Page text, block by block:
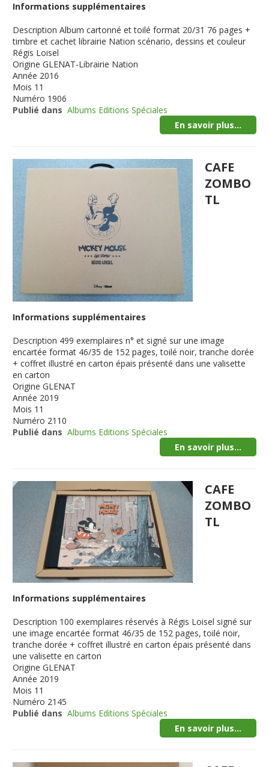
Informations supplémentaires
Description Album cartonné et toilé format 20/31 76 pages +
timbre et cachet librairie Nation scénario, dessins et couleur
Régis Loisel
Origine GLENAT-Librairie Nation
Année 2016
Mois 11
Numéro 1906
Publié dans Albums Editions Spéciales
En savoir plus...
CAFE
ZOMBO
TL
Informations supplémentaires
Description 499 exemplaires n° et signé sur une image
encartée format 46/35 de 152 pages, toilé noir, tranche dorée
+ coffret illustré en carton épais présenté dans une valisette
en carton
Origine GLENAT
Année 2019
Mois 11
Numéro 2110
Publié dans Albums Editions Spéciales
En savoir plus...
CAFE
ZOMBO
TL
Informations supplémentaires
Description 100 exemplaires réservés à Régis Loisel signé sur
une image encartée format 46/35 de 152 pages, toilé noir,
tranche dorée + coffret illustré en carton épais présenté dans
une valisette en carton
Origine GLENAT
Année 2019
Mois 11
Numéro 2145
Publié dans Albums Editions Spéciales
En savoir plus...